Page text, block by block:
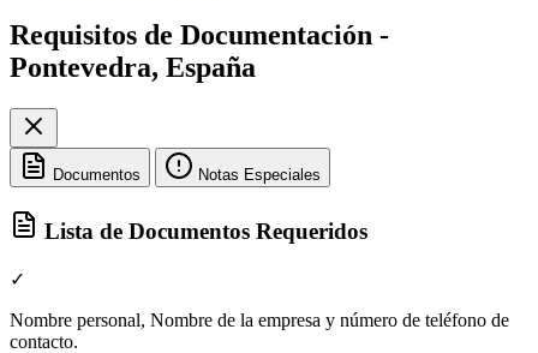
Requisitos de Documentación -
Pontevedra, España
Documentos Notas Especiales
Lista de Documentos Requeridos
✓
Nombre personal, Nombre de la empresa y número de teléfono de
contacto.